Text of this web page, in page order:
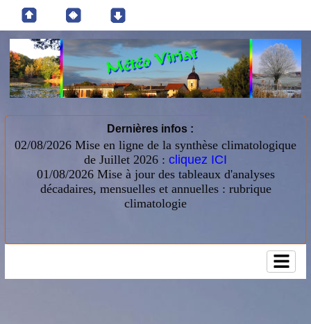
Dernières infos :
02/08/2026 Mise en ligne de la synthèse climatologique
de Juillet 2026 : cliquez ICI
01/08/2026 Mise à jour des tableaux d'analyses
décadaires, mensuelles et annuelles : rubrique
climatologie